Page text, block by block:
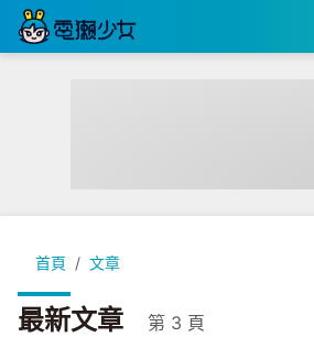
首頁 文章
最新文章 第 3 頁